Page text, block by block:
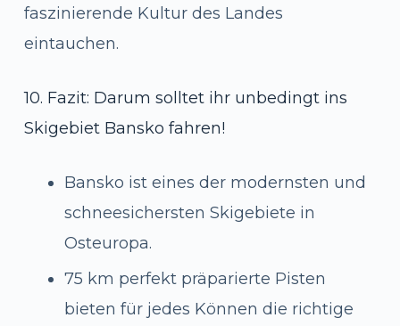
faszinierende Kultur des Landes
eintauchen.
10. Fazit: Darum solltet ihr unbedingt ins
Skigebiet Bansko fahren!
Bansko ist eines der modernsten und
schneesichersten Skigebiete in
Osteuropa.
75 km perfekt präparierte Pisten
bieten für jedes Können die richtige